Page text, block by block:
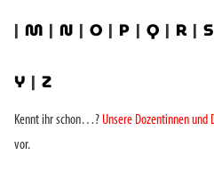
| M | N | O | P | Q | R | S
Y | Z
Kennt ihr schon…? Unsere Dozentinnen
vor.